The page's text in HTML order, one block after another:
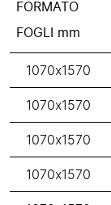
FORMATO
FOGLI mm
1070x1570
1070x1570
1070x1570
1070x1570